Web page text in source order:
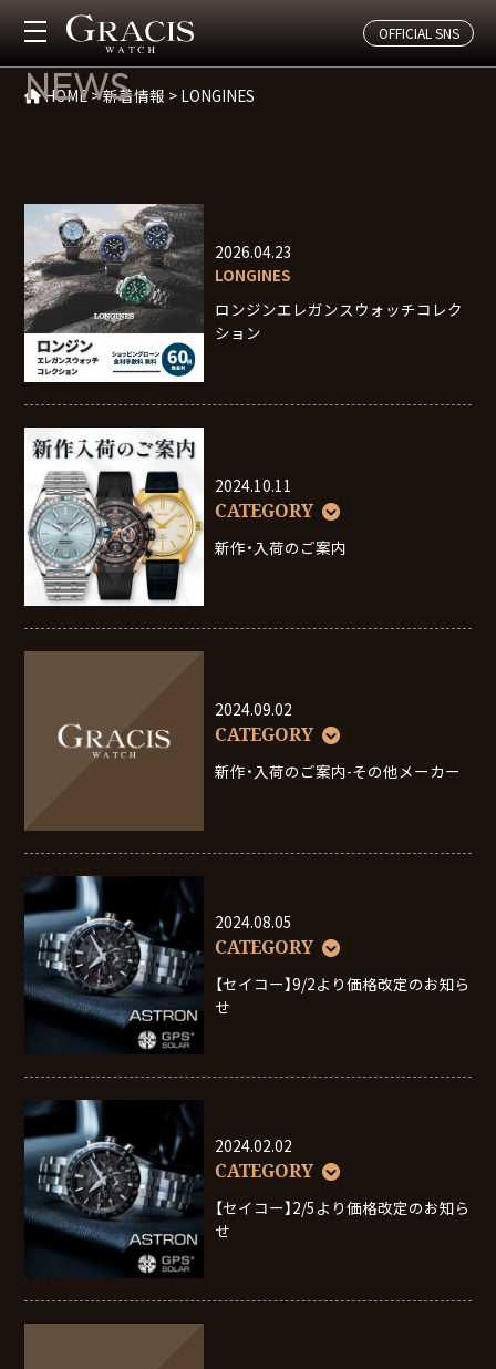
OFFICIAL SNS
新着情報
NEWS
HOME>新着情報 > LONGINES
2026.04.23
LONGINES
ロンジンエレガンスウォッチコレク
ション
2024.10.11
CATEGORY
新作・入荷のご案内
2024.09.02
CATEGORY
新作・入荷のご案内-その他メーカー
2024.08.05
CATEGORY
【セイコー】9/2より価格改定のお知ら
せ
2024.02.02
CATEGORY
【セイコー】2/5より価格改定のお知ら
せ